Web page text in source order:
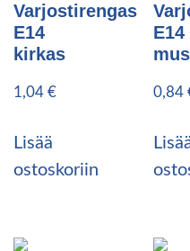
Varjostirengas
E14
kirkas
1,04 €
Lisää
ostoskoriin
0,84